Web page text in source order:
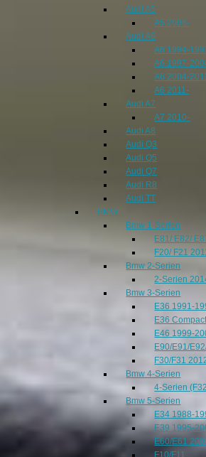
Audi A5
A5 2008-
Audi A6
A6 1994-
A6 1997-
A6 2004-2011
A6 2011-
Audi A7
A7 2010-
Audi A8
Audi Q3
Audi Q5
Audi Q7
Audi R8
Audi TT
BMW
Bmw 1-Serien
E81/ E82/
F20/ F21
Bmw 2-Serien
2-Serien
Bmw 3-Serien
E36 1991-
E36
E46 1999-
E90/E91/
F30/F31
Bmw 4-Serien
4-Serien
Bmw 5-Serien
E34 1988-
E39 1995-
E60/E61
F10/F11